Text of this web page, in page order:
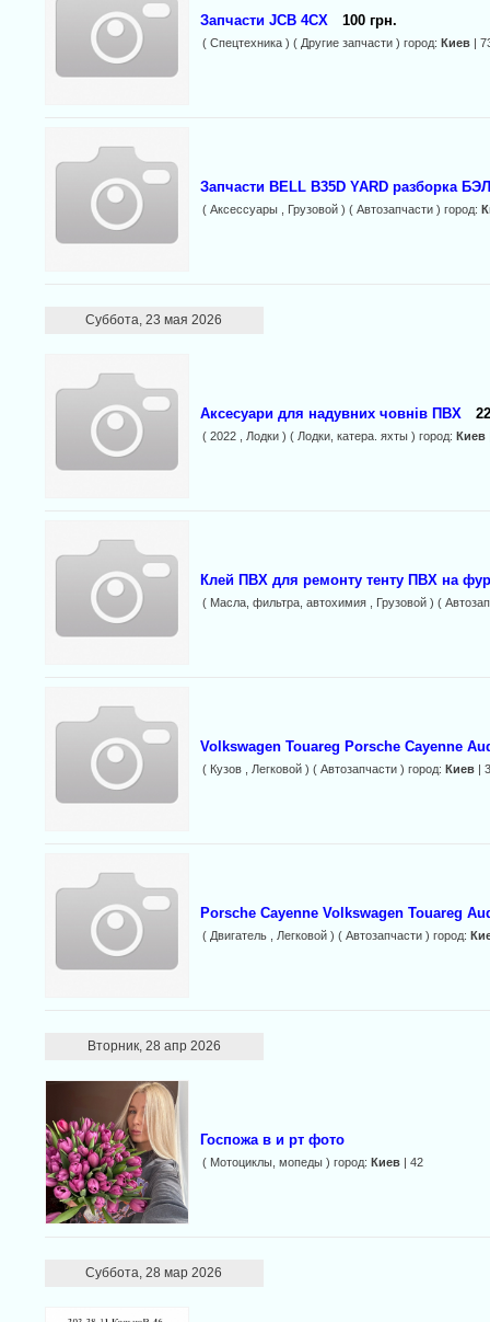
Запчасти JCB 4CX 100 грн.
( Спецтехника ) ( Другие запчасти ) город: Киев|
Запчасти BELL B35D YARD разборка
( Аксессуары , Грузовой ) ( Автозапчасти ) город:
Суббота, 23 мая 2026
Аксесуари для надувних човнів ПВХ
( 2022 , Лодки ) ( Лодки, катера. яхты ) город: Киев
Клей ПВХ для ремонту тенту ПВХ на
( Масла, фильтра, автохимия , Грузовой ) (
Volkswagen Touareg Porsche Cayenne
( Кузов , Легковой ) ( Автозапчасти ) город: Киев|
Porsche Cayenne Volkswagen Touareg
( Двигатель , Легковой ) ( Автозапчасти ) город:
Вторник, 28 апр 2026
Госпожа в и рт фото
( Мотоциклы, мопеды ) город: Киев| 42
Суббота, 28 мар 2026